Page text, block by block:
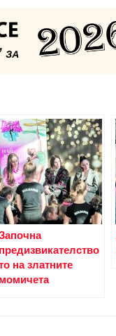
предизвикателство
на златните
момичета